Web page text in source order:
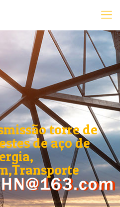
torre de
de aço de